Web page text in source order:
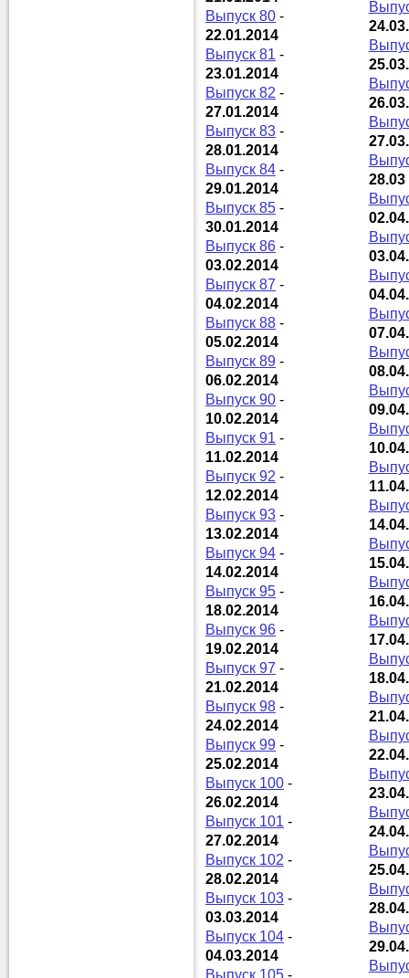
Выпуск 80 -
22.01.2014
Выпуск 81 -
23.01.2014
Выпуск 82 -
27.01.2014
Выпуск 83 -
28.01.2014
Выпуск 84 -
29.01.2014
Выпуск 85 -
30.01.2014
Выпуск 86 -
03.02.2014
Выпуск 87 -
04.02.2014
Выпуск 88 -
05.02.2014
Выпуск 89 -
06.02.2014
Выпуск 90 -
10.02.2014
Выпуск 91 -
11.02.2014
Выпуск 92 -
12.02.2014
Выпуск 93 -
13.02.2014
Выпуск 94 -
14.02.2014
Выпуск 95 -
18.02.2014
Выпуск 96 -
19.02.2014
Выпуск 97 -
21.02.2014
Выпуск 98 -
24.02.2014
Выпуск 99 -
25.02.2014
Выпуск 100 -
26.02.2014
Выпуск 101 -
27.02.2014
Выпуск 102 -
28.02.2014
Выпуск 103 -
03.03.2014
Выпуск 104 -
04.03.2014
Выпуск 105 -
28.03